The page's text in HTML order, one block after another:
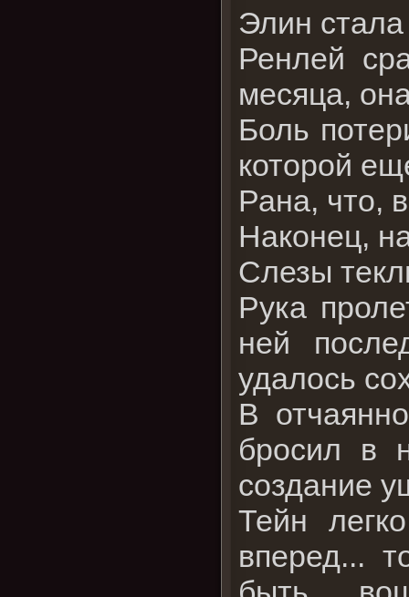
Элин стала
Ренлей
месяца,
Боль
которой
Рана, что,
Наконец,
Слезы
Рука
ней
удалось
В
бросил в
создание
Тейн
вперед...